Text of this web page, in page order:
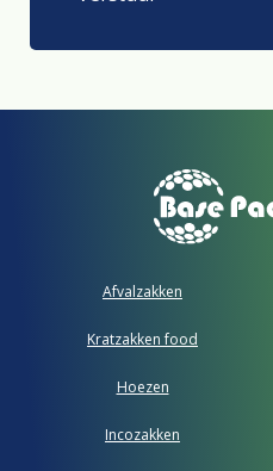
Afvalzakken
Kratzakken food
Hoezen
Incozakken